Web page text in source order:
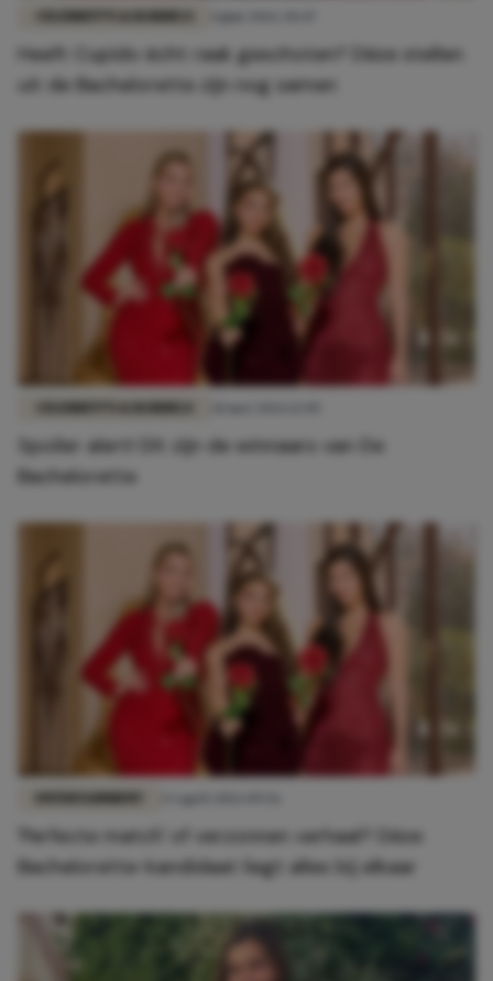
Heeft Cupido écht raak geschoten? Déze stellen
uit de Bachelorette zijn nog samen
Spoiler alert! Dít zijn de winnaars van De
Bachelorette
'Perfecte match' of verzonnen verhaal? Déze
Bachelorette-kandidaat liegt alles bij elkaar